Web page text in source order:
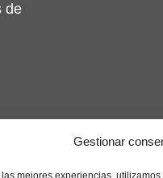
Gestionar
las mejores experiencias,
de